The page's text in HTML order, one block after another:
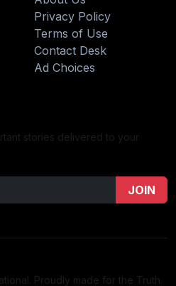
Privacy Policy
Terms of Use
Contact Desk
Ad Choices
stories delivered to your
JOIN
Proudly made for the Truth.